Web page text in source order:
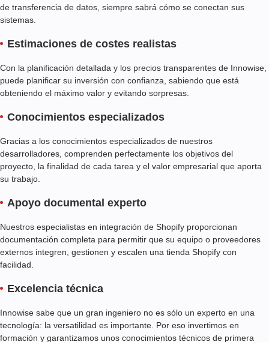
de transferencia de datos, siempre sabrá cómo se conectan sus
sistemas.
Estimaciones de costes realistas
Con la planificación detallada y los precios transparentes de Innowise,
puede planificar su inversión con confianza, sabiendo que está
obteniendo el máximo valor y evitando sorpresas.
Conocimientos especializados
Gracias a los conocimientos especializados de nuestros
desarrolladores, comprenden perfectamente los objetivos del
proyecto, la finalidad de cada tarea y el valor empresarial que aporta
su trabajo.
Apoyo documental experto
Nuestros especialistas en integración de Shopify proporcionan
documentación completa para permitir que su equipo o proveedores
externos integren, gestionen y escalen una tienda Shopify con
facilidad.
Excelencia técnica
Innowise sabe que un gran ingeniero no es sólo un experto en una
tecnología: la versatilidad es importante. Por eso invertimos en
formación y garantizamos unos conocimientos técnicos de primera